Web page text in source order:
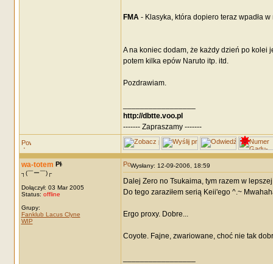
FMA- Klasyka, która dopiero teraz wpadła
A na koniec dodam, że każdy dzień po kolei
potem kilka epów Naruto itp. itd.
Pozdrawiam.
http://dbtte.voo.pl
------- Zapraszamy -------
wa-totem
┐(￣ー￣)┌
Dołączył: 03 Mar 2005
Status: offline
Grupy:
Fanklub Lacus Clyne
WIP
Wysłany: 12-09-2006, 18:59
Dalej Zero no Tsukaima, tym razem w
Do tego zaraziłem serią Keii'ego ^.~
Ergo proxy. Dobre...
Coyote. Fajne, zwariowane, choć nie tak